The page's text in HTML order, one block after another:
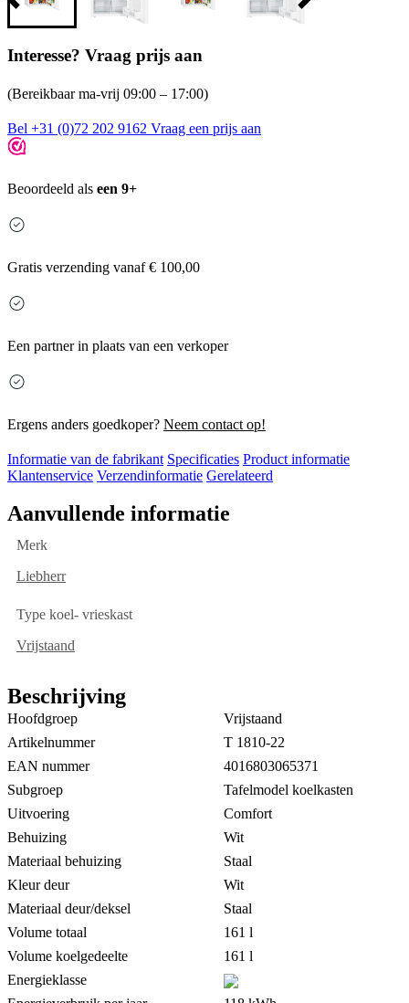
Interesse? Vraag prijs aan
(Bereikbaar ma-vrij 09:00 – 17:00)
Bel +31 (0)72 202 9162 Vraag een prijs aan
Beoordeeld als een 9+
Gratis verzending vanaf € 100,00
Een partner in plaats van een verkoper
Ergens anders goedkoper? Neem contact op!
Informatie van de fabrikant Specificaties Product informatie
Klantenservice Verzendinformatie Gerelateerd
Aanvullende informatie
Merk
Liebherr
Type koel- vrieskast
Vrijstaand
Beschrijving
Hoofdgroep
Vrijstaand
Artikelnummer
T 1810-22
EAN nummer
4016803065371
Subgroep
Tafelmodel koelkasten
Uitvoering
Comfort
Behuizing
Wit
Materiaal behuizing
Staal
Kleur deur
Wit
Materiaal deur/deksel
Staal
Volume totaal
161 l
Volume koelgedeelte
161 l
Energieklasse